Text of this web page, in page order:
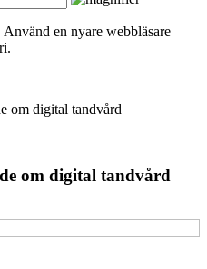
en nyare webbläsare
om digital tandvård
om digital tandvård